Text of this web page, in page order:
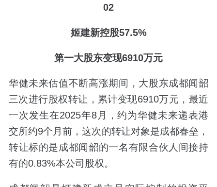
02
姬建新控股57.5%
第一大股东变现6910万元
华健未来估值不断高涨期间，大股东成都闻韶
三次进行股权转让，累计变现6910万元，最近
一次发生在2025年8月，约为华健未来递表港
交所约9个月前，这次的转让对象是成都春垒，
转让标的是成都闻韶的一名有限合伙人间接持
有的0.83%本公司股权。